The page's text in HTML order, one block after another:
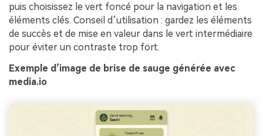
puis choisissez le vert foncé pour la navigation et les
éléments clés. Conseil d’utilisation : gardez les éléments
de succès et de mise en valeur dans le vert intermédiaire
pour éviter un contraste trop fort.
Exemple d’image de brise de sauge générée avec
media.io